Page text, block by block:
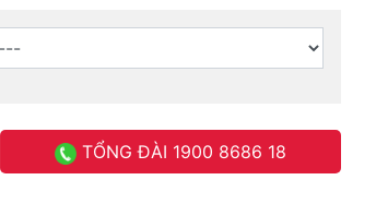
TỔNG ĐÀI 1900 8686 18